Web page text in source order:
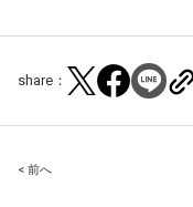
share：
Post
< 前へ